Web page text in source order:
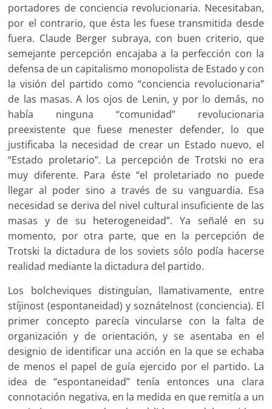
portadores de conciencia revolucionaria. Necesitaban,
por el contrario, que ésta les fuese transmitida desde
fuera. Claude Berger subraya, con buen criterio, que
semejante percepción encajaba a la perfección con la
defensa de un capitalismo monopolista de Estado y con
la visión del partido como “conciencia revolucionaria”
de las masas. A los ojos de Lenin, y por lo demás, no
había ninguna “comunidad” revolucionaria
preexistente que fuese menester defender, lo que
justificaba la necesidad de crear un Estado nuevo, el
“Estado proletario”. La percepción de Trotski no era
muy diferente. Para éste “el proletariado no puede
llegar al poder sino a través de su vanguardia. Esa
necesidad se deriva del nivel cultural insuficiente de las
masas y de su heterogeneidad”. Ya señalé en su
momento, por otra parte, que en la percepción de
Trotski la dictadura de los soviets sólo podía hacerse
realidad mediante la dictadura del partido.
Los bolcheviques distinguían, llamativamente, entre
stíjinost (espontaneidad) y soznátelnost (conciencia). El
primer concepto parecía vincularse con la falta de
organización y de orientación, y se asentaba en el
designio de identificar una acción en la que se echaba
de menos el papel de guía ejercido por el partido. La
idea de “espontaneidad” tenía entonces una clara
connotación negativa, en la medida en que remitía a un